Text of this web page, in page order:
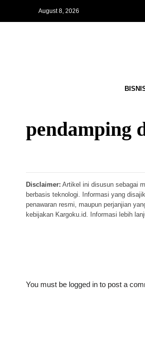
August 8, 2026
pendamping
Disclaimer: Artikel ini disusun sebagai
berbasis teknologi. Informasi yang
penawaran resmi, maupun perjanjian
kebijakan Kargoku.id. Informasi lebih
You must be logged in to post a